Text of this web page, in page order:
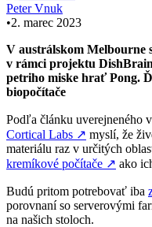
Peter Vnuk
•2. marec 2023
V austrálskom Melbourne
v rámci projektu
petriho miske hrať Pong.
biopočítače
Podľa článku uverejneného
Cortical Labs ↗ myslí, že
materiálu raz v určitých
kremíkové počítače ↗ ako
Budú pritom potrebovať iba
porovnaní so serverovými
na našich stoloch.